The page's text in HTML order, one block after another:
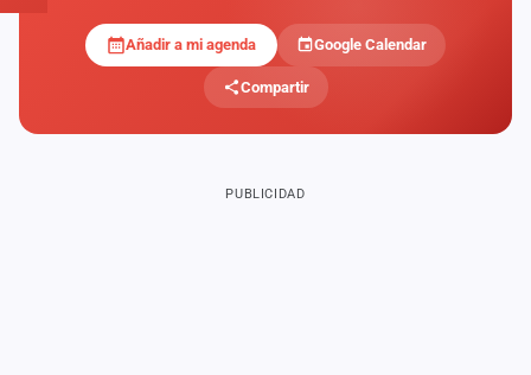
Añadir a mi agenda Google Calendar
Compartir
PUBLICIDAD